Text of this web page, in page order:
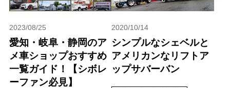
2023/08/25
愛知・岐阜・静岡のア
メ車ショップおすすめ
一覧ガイド！【シボレ
ーファン必見】
2020/10/14
シンプルなシェベルと
アメリカンなリフトア
ップサバーバン